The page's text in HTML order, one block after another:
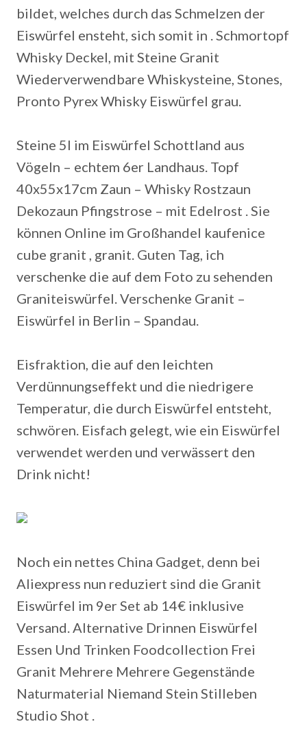
bildet, welches durch das Schmelzen der
Eiswürfel ensteht, sich somit in . Schmortopf
Whisky Deckel, mit Steine Granit
Wiederverwendbare Whiskysteine, Stones,
Pronto Pyrex Whisky Eiswürfel grau.
Steine 5l im Eiswürfel Schottland aus
Vögeln – echtem 6er Landhaus. Topf
40x55x17cm Zaun – Whisky Rostzaun
Dekozaun Pfingstrose – mit Edelrost . Sie
können Online im Großhandel kaufenice
cube granit , granit. Guten Tag, ich
verschenke die auf dem Foto zu sehenden
Graniteiswürfel. Verschenke Granit –
Eiswürfel in Berlin – Spandau.
Eisfraktion, die auf den leichten
Verdünnungseffekt und die niedrigere
Temperatur, die durch Eiswürfel entsteht,
schwören. Eisfach gelegt, wie ein Eiswürfel
verwendet werden und verwässert den
Drink nicht!
Noch ein nettes China Gadget, denn bei
Aliexpress nun reduziert sind die Granit
Eiswürfel im 9er Set ab 14€ inklusive
Versand. Alternative Drinnen Eiswürfel
Essen Und Trinken Foodcollection Frei
Granit Mehrere Mehrere Gegenstände
Naturmaterial Niemand Stein Stilleben
Studio Shot .